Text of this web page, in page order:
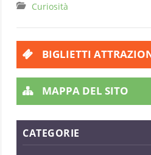
Curiosità
BIGLIETTI
MAPPA DEL SITO
CATEGORIE